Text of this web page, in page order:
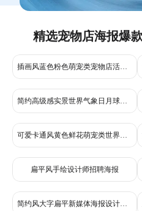
精选宠物店海报爆
插画风蓝色粉色萌宠类宠物店活动营销手机全屏海报
简约高级感实景世界气象日月球宇航员海报设计比赛征稿手机海报
可爱卡通风黄色鲜花萌宠类世界动物日宣传营销手机全屏海报
扁平风手绘设计师招聘海报
简约风大字扁平新媒体海报设计干货分享小红书封面